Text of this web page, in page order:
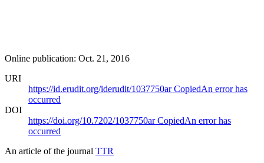
Online publication: Oct. 21, 2016
URI
https://id.erudit.org/iderudit/1037750arCopiedAn error has
occurred
DOI
https://doi.org/10.7202/1037750arCopiedAn error has
occurred
An article of the journal TTR